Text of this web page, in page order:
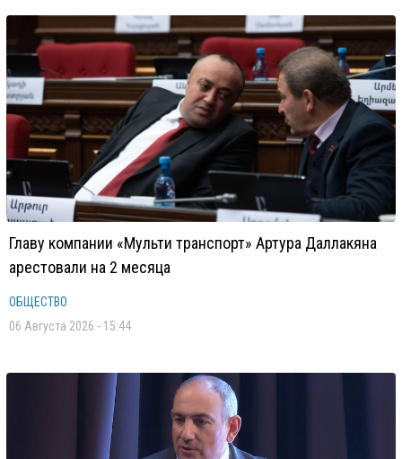
Главу компании «Мульти транспорт» Артура Даллакяна
арестовали на 2 месяца
ОБЩЕСТВО
06 Августа 2026 - 15:44